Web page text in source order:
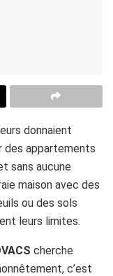
donnaient
des appartements
sans aucune
maison avec des
ou des sols
leurs limites.
cherche
c’est